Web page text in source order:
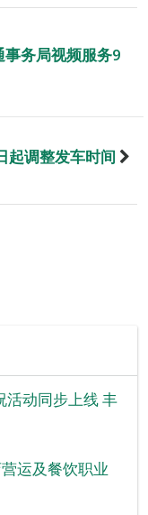
务局视频服务9
起调整发车时间
活动同步上线 丰
运及餐饮职业